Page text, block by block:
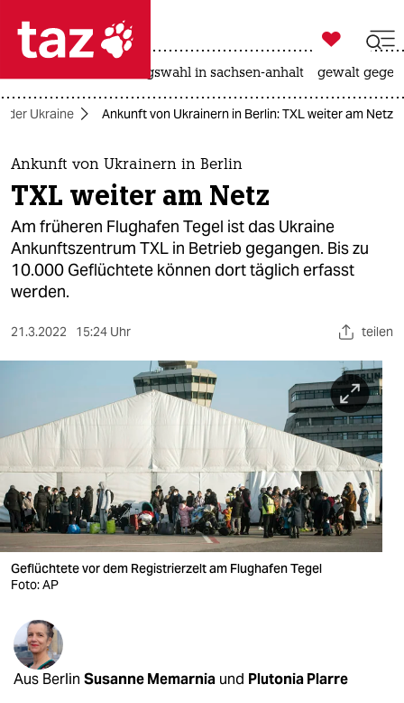
 taz zahl ich
taz zahl ich
themen
politik
öko
gesellschaft
kultur
sport
nord
wahrheit
verlag
verlag
shop
fragen & hilfe

taz zahl ich
landtagswahl in sachsen-anhalt gewalt
der Ukraine Ankunft von Ukrainern in Berlin: TXL weiter am Netz
Ankunft von Ukrainern in Berlin
TXL weiter am Netz
Am früheren Flughafen Tegel ist das Ukraine
Ankunftszentrum TXL in Betrieb gegangen. Bis zu
10.000 Geflüchtete können dort täglich erfasst
werden.
21.3.2022 15:24 Uhr teilen
Geflüchtete vor dem Registrierzelt am Flughafen Tegel
Foto: AP
Aus Berlin Susanne Memarnia und Plutonia Plarre